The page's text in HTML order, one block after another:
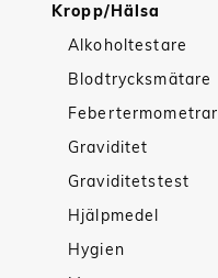
Kropp/Hälsa
Alkoholtestare
Blodtrycksmätare
Febertermometrar
Graviditet
Graviditetstest
Hjälpmedel
Hygien